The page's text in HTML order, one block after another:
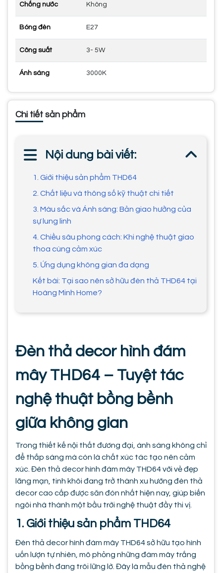
Chống nước Không
Bóng đèn E27
Công suất 3- 5W
Ánh sáng 3000K
Chi tiết sản phẩm
Nội dung bài viết:
1. Giới thiệu sản phẩm THD64
2. Chất liệu và thông số kỹ thuật chi tiết
3. Màu sắc và Ánh sáng: Bản giao hưởng của
sự lung linh
4. Chiều sâu phong cách: Khi nghệ thuật giao
thoa cùng cảm xúc
5. Ứng dụng không gian đa dạng
Kết bài: Tại sao nên sở hữu đèn thả THD64 tại
Hoàng Minh Home?
Đèn thả decor hình đám
mây THD64 – Tuyệt tác
nghệ thuật bồng bềnh
giữa không gian
Trong thiết kế nội thất đương đại, ánh sáng không chỉ
để thắp sáng mà còn là chất xúc tác tạo nên cảm
xúc. Đèn thả decor hình đám mây THD64 với vẻ đẹp
lãng mạn, tinh khôi đang trở thành xu hướng đèn thả
decor cao cấp được săn đón nhất hiện nay, giúp biến
ngôi nhà thành một bầu trời nghệ thuật đầy thi vị.
1. Giới thiệu sản phẩm THD64
Đèn thả decor hình đám mây THD64 sở hữu tạo hình
uốn lượn tự nhiên, mô phỏng những đám mây trắng
bồng bềnh đang trôi lững lờ. Đây là mẫu đèn thả nghệ